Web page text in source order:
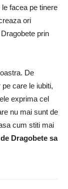
facea pe tinere
ori
prin
De
care le iubiti,
exprima cel
nu mai sunt de
cum stiti mai
Dragobete sa